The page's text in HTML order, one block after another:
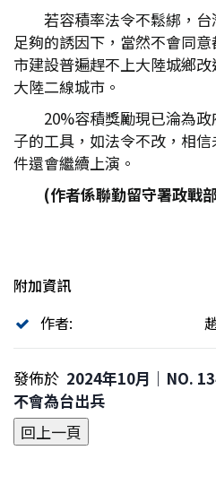
若容積率法令不鬆綁，
足夠的誘因下，當然不會同
市建設普遍趕不上大陸城鄉
大陸二線城市。
20%容積獎勵現已淪為
子的工具，如法令不改，相
件還會繼續上演。
(作者係聯勤留守署政戰
附加資訊
作者:
發佈於 2024年10月｜NO.
不會為台出兵